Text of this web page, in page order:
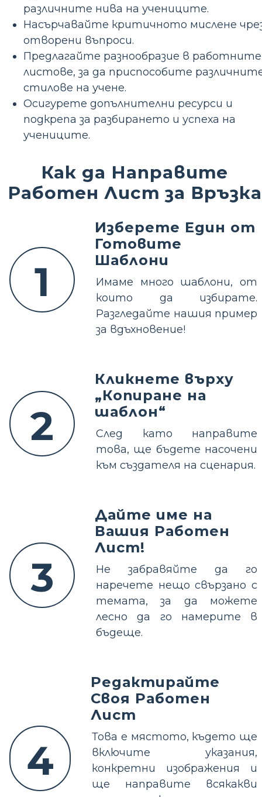
различните нива на учениците.
Насърчавайте критичното мислене
отворени въпроси.
Предлагайте разнообразие в работните
листове, за да приспособите
стилове на учене.
Осигурете допълнителни ресурси и
подкрепа за разбирането и успеха на
учениците.
Как да Направите
Работен Лист за Връзка
1
Изберете Един от
Готовите
Шаблони
Имаме много шаблони, от
които да избирате.
Разгледайте нашия пример
за вдъхновение!
2
Кликнете върху
„Копиране на
шаблон“
След като направите
това, ще бъдете насочени
към създателя на сценария.
3
Дайте име на
Вашия Работен
Лист!
Не забравяйте да го
наречете нещо свързано с
темата, за да можете
лесно да го намерите в
бъдеще.
4
Редактирайте
Своя Работен
Лист
Това е мястото, където ще
включите указания,
конкретни изображения и
ще направите всякакви